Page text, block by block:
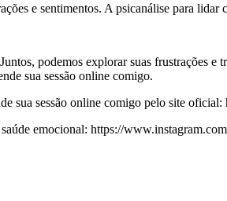
e sentimentos. A psicanálise para
podemos explorar suas frustrações
sua sessão online comigo.
sua sessão online comigo pelo site
emocional: https://